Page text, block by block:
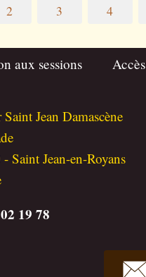
2 3 4
aux sessions
Jean Damascène
-Saint Jean-en-Royans
19 78